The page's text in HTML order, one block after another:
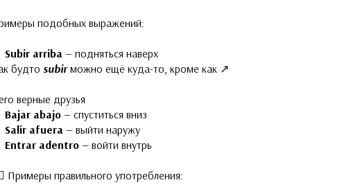
подобных выражений:
Subir arriba — подняться наверх
будто subirможно ещё куда-то, кроме как ↗️
верные друзья
Bajar abajo — спуститься вниз
Salir afuera — выйти наружу
Entrar adentro — войти внутрь
Примеры правильного употребления: